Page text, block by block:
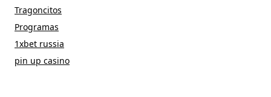
Tragoncitos
Programas
1xbet russia
pin up casino